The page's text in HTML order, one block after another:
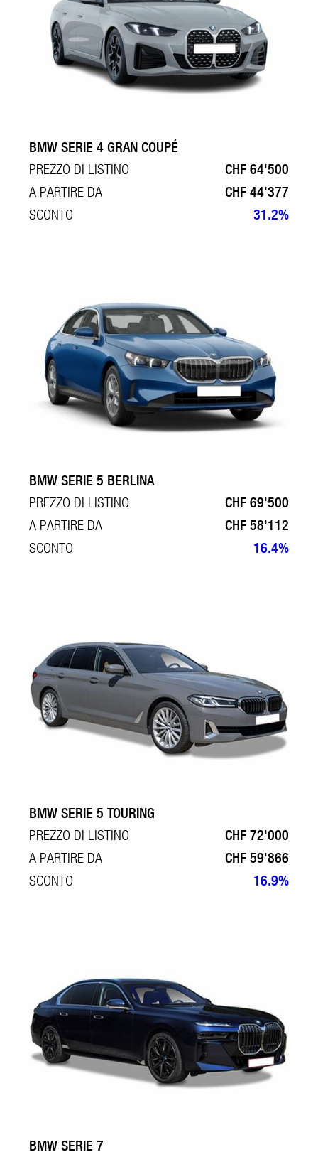
BMW SERIE 4 GRAN COUPÉ
PREZZO DI LISTINO
CHF 64'500
A PARTIRE DA
CHF 44'377
SCONTO
31.2%
BMW SERIE 5 BERLINA
PREZZO DI LISTINO
CHF 69'500
A PARTIRE DA
CHF 58'112
SCONTO
16.4%
BMW SERIE 5 TOURING
PREZZO DI LISTINO
CHF 72'000
A PARTIRE DA
CHF 59'866
SCONTO
16.9%
BMW SERIE 7